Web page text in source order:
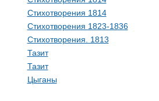
Стихотворения 1814
Стихотворения 1823-1836
Стихотворения. 1813
Тазит
Тазит
Цыганы